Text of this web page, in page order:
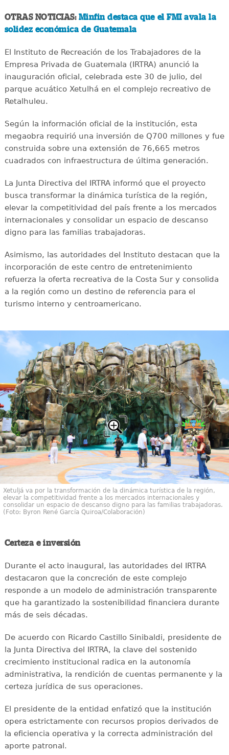
OTRAS NOTICIAS: Minfin destaca que el FMI avala la
solidez económica de Guatemala
El Instituto de Recreación de los Trabajadores de la
Empresa Privada de Guatemala (IRTRA) anunció la
inauguración oficial, celebrada este 30 de julio, del
parque acuático Xetulhá en el complejo recreativo de
Retalhuleu.
Según la información oficial de la institución, esta
megaobra requirió una inversión de Q700 millones y fue
construida sobre una extensión de 76,665 metros
cuadrados con infraestructura de última generación.
La Junta Directiva del IRTRA informó que el proyecto
busca transformar la dinámica turística de la región,
elevar la competitividad del país frente a los mercados
internacionales y consolidar un espacio de descanso
digno para las familias trabajadoras.
Asimismo, las autoridades del Instituto destacan que la
incorporación de este centro de entretenimiento
refuerza la oferta recreativa de la Costa Sur y consolida
a la región como un destino de referencia para el
turismo interno y centroamericano.
Xetuljá va por la transformación de la dinámica turística de la región,
elevar la competitividad frente a los mercados internacionales y
consolidar un espacio de descanso digno para las familias trabajadoras.
(Foto: Byron René García Quiroa/Colaboración)
Certeza e inversión
Durante el acto inaugural, las autoridades del IRTRA
destacaron que la concreción de este complejo
responde a un modelo de administración transparente
que ha garantizado la sostenibilidad financiera durante
más de seis décadas.
De acuerdo con Ricardo Castillo Sinibaldi, presidente de
la Junta Directiva del IRTRA, la clave del sostenido
crecimiento institucional radica en la autonomía
administrativa, la rendición de cuentas permanente y la
certeza jurídica de sus operaciones.
El presidente de la entidad enfatizó que la institución
opera estrictamente con recursos propios derivados de
la eficiencia operativa y la correcta administración del
aporte patronal.